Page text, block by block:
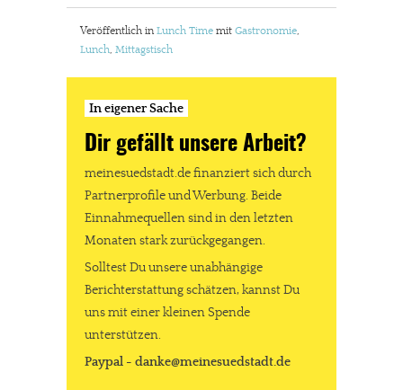
Veröffentlich in Lunch Time mit Gastronomie,
Lunch, Mittagstisch
In eigener Sache
Dir gefällt unsere Arbeit?
meinesuedstadt.de finanziert sich durch
Partnerprofile und Werbung. Beide
Einnahmequellen sind in den letzten
Monaten stark zurückgegangen.
Solltest Du unsere unabhängige
Berichterstattung schätzen, kannst Du
uns mit einer kleinen Spende
unterstützen.
Paypal - danke@meinesuedstadt.de